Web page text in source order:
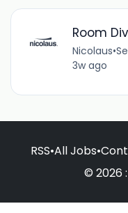
Room
Nicolaus•
3w ago
RSS•All Jobs•
© 2026